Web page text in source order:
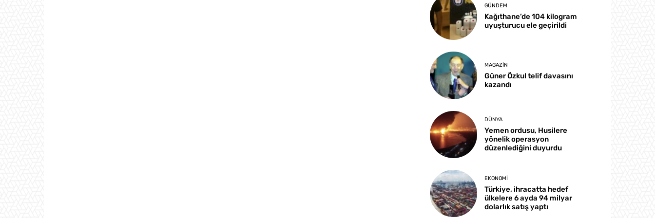
GÜNDEM
Kağıthane’de 104 kilogram
uyuşturucu ele geçirildi
MAGAZIN
Güner Özkul telif davasını
kazandı
DÜNYA
Yemen ordusu, Husilere
yönelik operasyon
düzenlediğini duyurdu
EKONOMI
Türkiye, ihracatta hedef
ülkelere 6 ayda 94 milyar
dolarlık satış yaptı